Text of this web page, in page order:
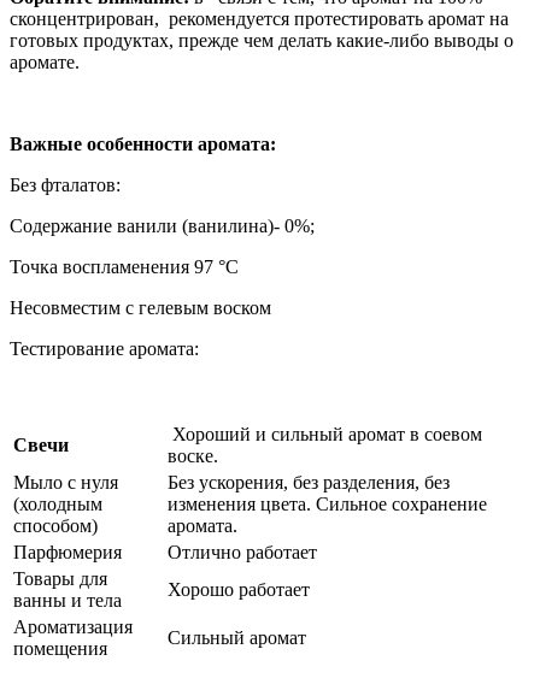
сконцентрирован, рекомендуется протестировать аромат на
готовых продуктах, прежде чем делать какие-либо выводы о
аромате.
Важные особенности аромата:
Без фталатов:
Содержание ванили (ванилина)- 0%;
Точка воспламенения 97 °C
Несовместим с гелевым воском
Тестирование аромата:
Свечи
Хороший и сильный аромат в соевом
воске.
Мыло с нуля
(холодным
способом)
Без ускорения, без разделения, без
изменения цвета. Сильное сохранение
аромата.
Парфюмерия
Отлично работает
Товары для
ванны и тела
Хорошо работает
Ароматизация
помещения
Сильный аромат